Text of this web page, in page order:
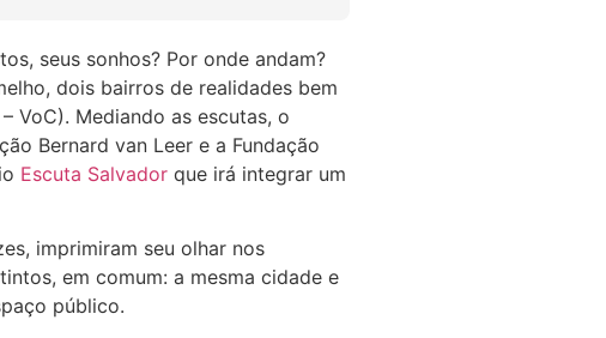
seus sonhos? Por onde andam?
dois bairros de realidades bem
VoC). Mediando as escutas, o
Bernard van Leer e a Fundação
Escuta Salvador que irá integrar um
imprimiram seu olhar nos
em comum: a mesma cidade e
público.